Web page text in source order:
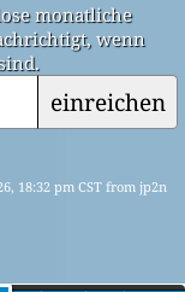
monatliche
wenn
einreichen
18:32 pm CST from jp2n